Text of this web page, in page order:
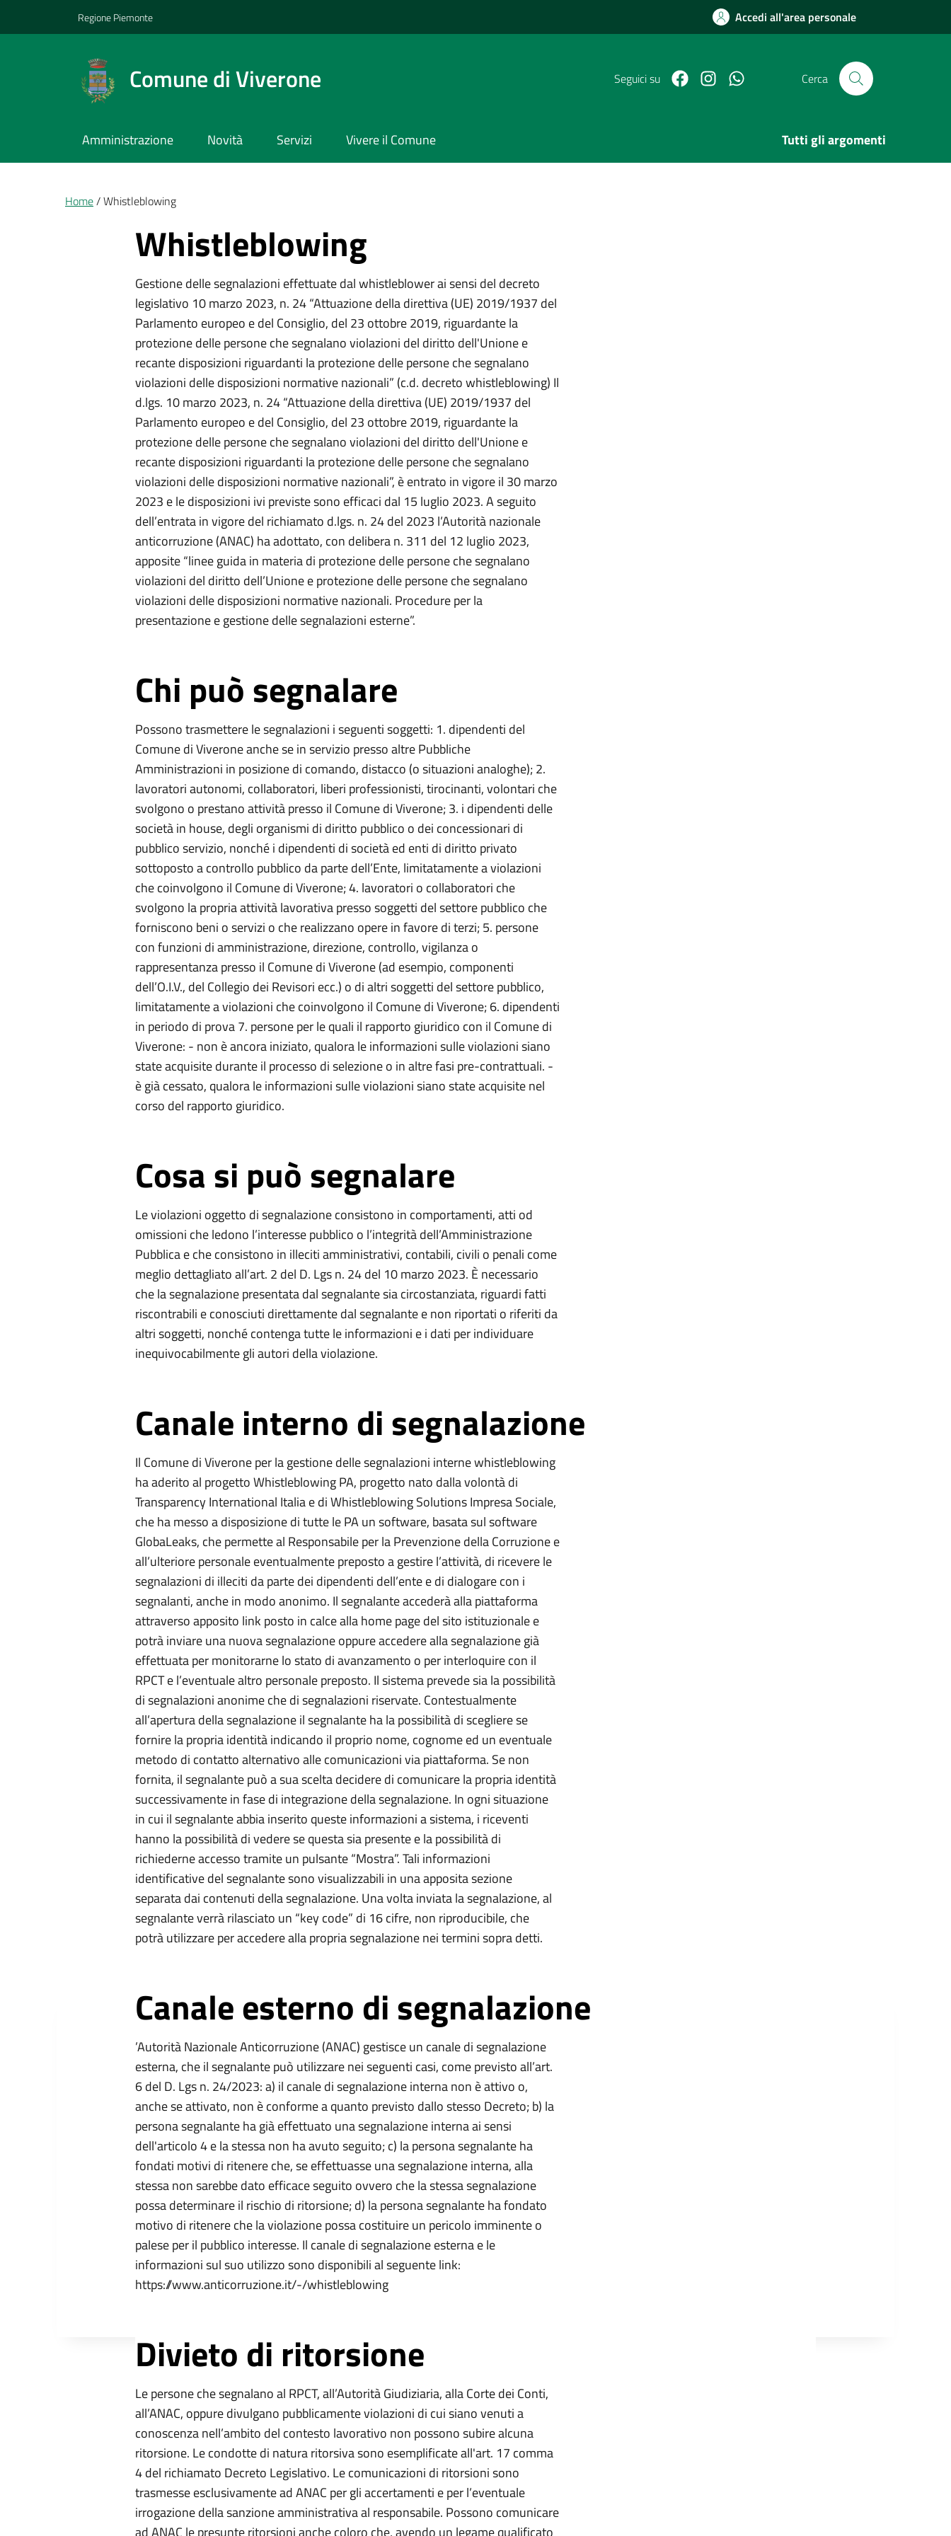
Regione Piemonte Accedi all'area personale
Comune di Viverone Seguici su FacebookLink Instagram
Link Canale Whatsapp
Cerca
Amministrazione Novità Servizi Vivere il Comune Tutti gli argomenti
Briciole di pane
Home Whistleblowing
Whistleblowing
Gestione delle segnalazioni effettuate dal whistleblower ai sensi del decreto
legislativo 10 marzo 2023, n. 24 “Attuazione della direttiva (UE) 2019/1937 del
Parlamento europeo e del Consiglio, del 23 ottobre 2019, riguardante la
protezione delle persone che segnalano violazioni del diritto dell'Unione e
recante disposizioni riguardanti la protezione delle persone che segnalano
violazioni delle disposizioni normative nazionali” (c.d. decreto whistleblowing) Il
d.lgs. 10 marzo 2023, n. 24 “Attuazione della direttiva (UE) 2019/1937 del
Parlamento europeo e del Consiglio, del 23 ottobre 2019, riguardante la
protezione delle persone che segnalano violazioni del diritto dell'Unione e
recante disposizioni riguardanti la protezione delle persone che segnalano
violazioni delle disposizioni normative nazionali”, è entrato in vigore il 30 marzo
2023 e le disposizioni ivi previste sono efficaci dal 15 luglio 2023. A seguito
dell’entrata in vigore del richiamato d.lgs. n. 24 del 2023 l’Autorità nazionale
anticorruzione (ANAC) ha adottato, con delibera n. 311 del 12 luglio 2023,
apposite “linee guida in materia di protezione delle persone che segnalano
violazioni del diritto dell’Unione e protezione delle persone che segnalano
violazioni delle disposizioni normative nazionali. Procedure per la
presentazione e gestione delle segnalazioni esterne”.
Chi può segnalare
Possono trasmettere le segnalazioni i seguenti soggetti: 1. dipendenti del
Comune di Viverone anche se in servizio presso altre Pubbliche
Amministrazioni in posizione di comando, distacco (o situazioni analoghe); 2.
lavoratori autonomi, collaboratori, liberi professionisti, tirocinanti, volontari che
svolgono o prestano attività presso il Comune di Viverone; 3. i dipendenti delle
società in house, degli organismi di diritto pubblico o dei concessionari di
pubblico servizio, nonché i dipendenti di società ed enti di diritto privato
sottoposto a controllo pubblico da parte dell’Ente, limitatamente a violazioni
che coinvolgono il Comune di Viverone; 4. lavoratori o collaboratori che
svolgono la propria attività lavorativa presso soggetti del settore pubblico che
forniscono beni o servizi o che realizzano opere in favore di terzi; 5. persone
con funzioni di amministrazione, direzione, controllo, vigilanza o
rappresentanza presso il Comune di Viverone (ad esempio, componenti
dell’O.I.V., del Collegio dei Revisori ecc.) o di altri soggetti del settore pubblico,
limitatamente a violazioni che coinvolgono il Comune di Viverone; 6. dipendenti
in periodo di prova 7. persone per le quali il rapporto giuridico con il Comune di
Viverone: - non è ancora iniziato, qualora le informazioni sulle violazioni siano
state acquisite durante il processo di selezione o in altre fasi pre-contrattuali. -
è già cessato, qualora le informazioni sulle violazioni siano state acquisite nel
corso del rapporto giuridico.
Cosa si può segnalare
Le violazioni oggetto di segnalazione consistono in comportamenti, atti od
omissioni che ledono l’interesse pubblico o l’integrità dell’Amministrazione
Pubblica e che consistono in illeciti amministrativi, contabili, civili o penali come
meglio dettagliato all’art. 2 del D. Lgs n. 24 del 10 marzo 2023. È necessario
che la segnalazione presentata dal segnalante sia circostanziata, riguardi fatti
riscontrabili e conosciuti direttamente dal segnalante e non riportati o riferiti da
altri soggetti, nonché contenga tutte le informazioni e i dati per individuare
inequivocabilmente gli autori della violazione.
Canale interno di segnalazione
Il Comune di Viverone per la gestione delle segnalazioni interne whistleblowing
ha aderito al progetto Whistleblowing PA, progetto nato dalla volontà di
Transparency International Italia e di Whistleblowing Solutions Impresa Sociale,
che ha messo a disposizione di tutte le PA un software, basata sul software
GlobaLeaks, che permette al Responsabile per la Prevenzione della Corruzione e
all’ulteriore personale eventualmente preposto a gestire l’attività, di ricevere le
segnalazioni di illeciti da parte dei dipendenti dell’ente e di dialogare con i
segnalanti, anche in modo anonimo. Il segnalante accederà alla piattaforma
attraverso apposito link posto in calce alla home page del sito istituzionale e
potrà inviare una nuova segnalazione oppure accedere alla segnalazione già
effettuata per monitorarne lo stato di avanzamento o per interloquire con il
RPCT e l’eventuale altro personale preposto. Il sistema prevede sia la possibilità
di segnalazioni anonime che di segnalazioni riservate. Contestualmente
all’apertura della segnalazione il segnalante ha la possibilità di scegliere se
fornire la propria identità indicando il proprio nome, cognome ed un eventuale
metodo di contatto alternativo alle comunicazioni via piattaforma. Se non
fornita, il segnalante può a sua scelta decidere di comunicare la propria identità
successivamente in fase di integrazione della segnalazione. In ogni situazione
in cui il segnalante abbia inserito queste informazioni a sistema, i riceventi
hanno la possibilità di vedere se questa sia presente e la possibilità di
richiederne accesso tramite un pulsante “Mostra”. Tali informazioni
identificative del segnalante sono visualizzabili in una apposita sezione
separata dai contenuti della segnalazione. Una volta inviata la segnalazione, al
segnalante verrà rilasciato un “key code” di 16 cifre, non riproducibile, che
potrà utilizzare per accedere alla propria segnalazione nei termini sopra detti.
Canale esterno di segnalazione
’Autorità Nazionale Anticorruzione (ANAC) gestisce un canale di segnalazione
esterna, che il segnalante può utilizzare nei seguenti casi, come previsto all’art.
6 del D. Lgs n. 24/2023: a) il canale di segnalazione interna non è attivo o,
anche se attivato, non è conforme a quanto previsto dallo stesso Decreto; b) la
persona segnalante ha già effettuato una segnalazione interna ai sensi
dell'articolo 4 e la stessa non ha avuto seguito; c) la persona segnalante ha
fondati motivi di ritenere che, se effettuasse una segnalazione interna, alla
stessa non sarebbe dato efficace seguito ovvero che la stessa segnalazione
possa determinare il rischio di ritorsione; d) la persona segnalante ha fondato
motivo di ritenere che la violazione possa costituire un pericolo imminente o
palese per il pubblico interesse. Il canale di segnalazione esterna e le
informazioni sul suo utilizzo sono disponibili al seguente link:
https://www.anticorruzione.it/-/whistleblowing
Divieto di ritorsione
Le persone che segnalano al RPCT, all’Autorità Giudiziaria, alla Corte dei Conti,
all’ANAC, oppure divulgano pubblicamente violazioni di cui siano venuti a
conoscenza nell’ambito del contesto lavorativo non possono subire alcuna
ritorsione. Le condotte di natura ritorsiva sono esemplificate all'art. 17 comma
4 del richiamato Decreto Legislativo. Le comunicazioni di ritorsioni sono
trasmesse esclusivamente ad ANAC per gli accertamenti e per l’eventuale
irrogazione della sanzione amministrativa al responsabile. Possono comunicare
ad ANAC le presunte ritorsioni anche coloro che, avendo un legame qualificato